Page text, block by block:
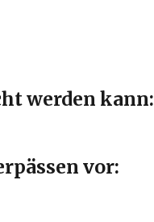
werden kann:
vor: